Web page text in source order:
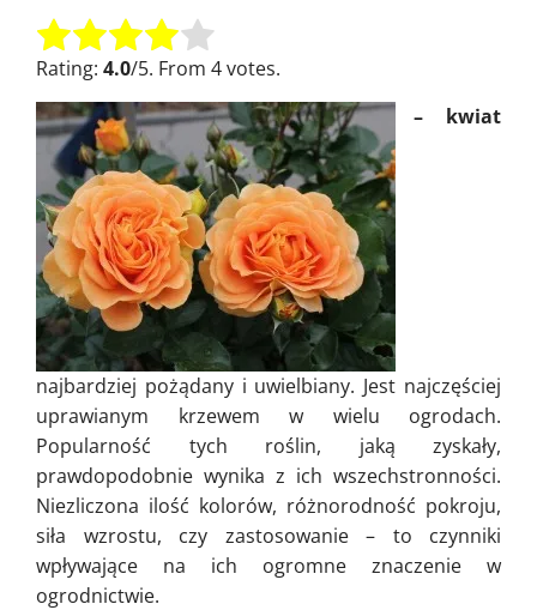
Oceń tę pozycję: Submit Rating
Rating: 4.0/5. From 4 votes.
– kwiat
najbardziej pożądany i uwielbiany. Jest najczęściej
uprawianym krzewem w wielu ogrodach.
Popularność tych roślin, jaką zyskały,
prawdopodobnie wynika z ich wszechstronności.
Niezliczona ilość kolorów, różnorodność pokroju,
siła wzrostu, czy zastosowanie – to czynniki
wpływające na ich ogromne znaczenie w
ogrodnictwie.